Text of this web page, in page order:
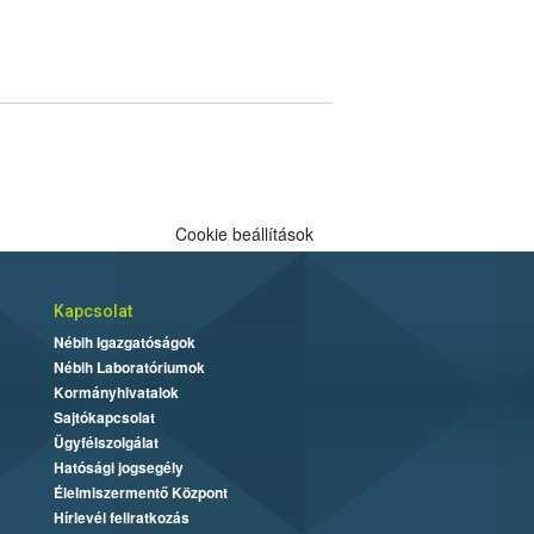
Cookie beállítások
Kapcsolat
Nébih Igazgatóságok
Nébih Laboratóriumok
Kormányhivatalok
Sajtókapcsolat
Ügyfélszolgálat
Hatósági jogsegély
Élelmiszermentő Központ
Hírlevél feliratkozás